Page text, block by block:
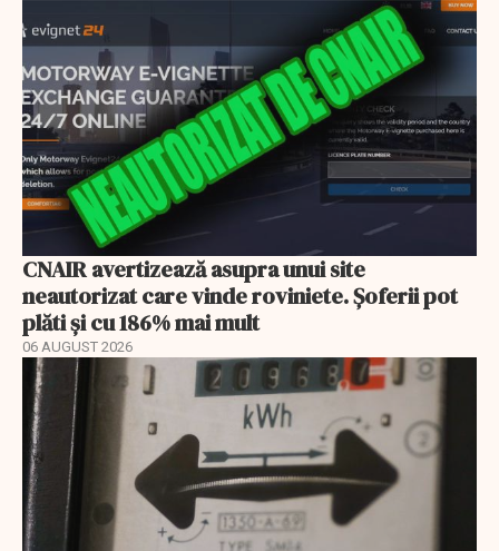
CNAIR avertizează asupra unui site
neautorizat care vinde roviniete. Șoferii pot
plăti și cu 186% mai mult
06 AUGUST 2026